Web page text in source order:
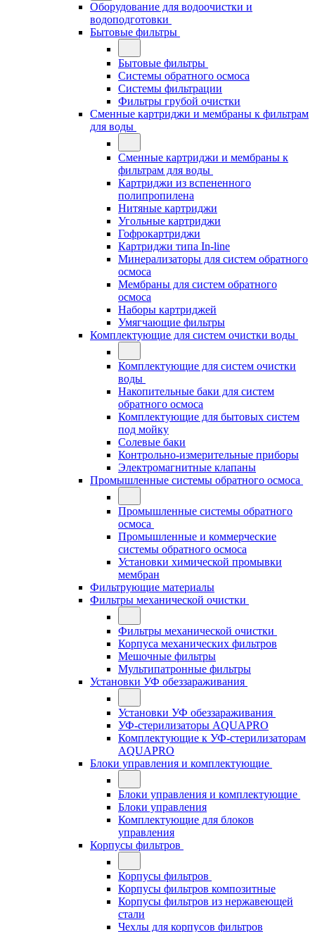
Оборудование для водоочистки и
водоподготовки
Бытовые фильтры
Бытовые фильтры
Системы обратного осмоса
Системы фильтрации
Фильтры грубой очистки
Сменные картриджи и мембраны к фильтрам
для воды
Сменные картриджи и мембраны к
фильтрам для воды
Картриджи из вспененного
полипропилена
Нитяные картриджи
Угольные картриджи
Гофрокартриджи
Картриджи типа In-line
Минерализаторы для систем обратного
осмоса
Мембраны для систем обратного
осмоса
Наборы картриджей
Умягчающие фильтры
Комплектующие для систем очистки воды
Комплектующие для систем очистки
воды
Накопительные баки для систем
обратного осмоса
Комплектующие для бытовых систем
под мойку
Солевые баки
Контрольно-измерительные приборы
Электромагнитные клапаны
Промышленные системы обратного осмоса
Промышленные системы обратного
осмоса
Промышленные и коммерческие
системы обратного осмоса
Установки химической промывки
мембран
Фильтрующие материалы
Фильтры механической очистки
Фильтры механической очистки
Корпуса механических фильтров
Мешочные фильтры
Мультипатронные фильтры
Установки УФ обеззараживания
Установки УФ обеззараживания
УФ-стерилизаторы AQUAPRO
Комплектующие к УФ-стерилизаторам
AQUAPRO
Блоки управления и комплектующие
Блоки управления и комплектующие
Блоки управления
Комплектующие для блоков
управления
Корпусы фильтров
Корпусы фильтров
Корпусы фильтров композитные
Корпусы фильтров из нержавеющей
стали
Чехлы для корпусов фильтров